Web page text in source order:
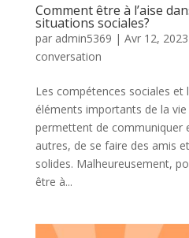
Comment être à l’aise
situations sociales?
par admin5369 | Avr 12, 2023
conversation
Les compétences sociales et
éléments importants de la
permettent de communiquer
autres, de se faire des amis
solides. Malheureusement,
être à...